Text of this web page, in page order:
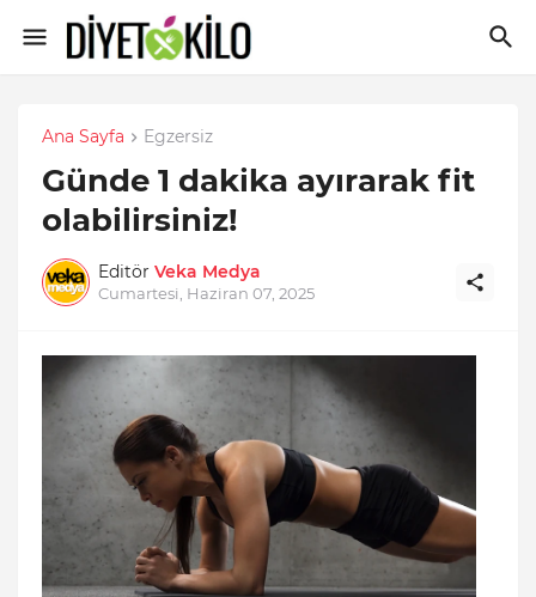
Ana Sayfa Egzersiz
Günde 1 dakika ayırarak fit
olabilirsiniz!
Editör Veka Medya
Cumartesi, Haziran 07, 2025